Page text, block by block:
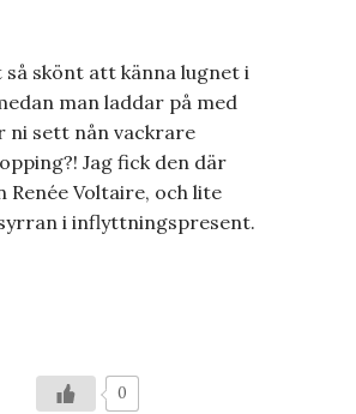
så skönt att känna lugnet i
man laddar på med
ni sett nån vackrare
Jag fick den där
Renée Voltaire, och lite
i inflyttningspresent.
0